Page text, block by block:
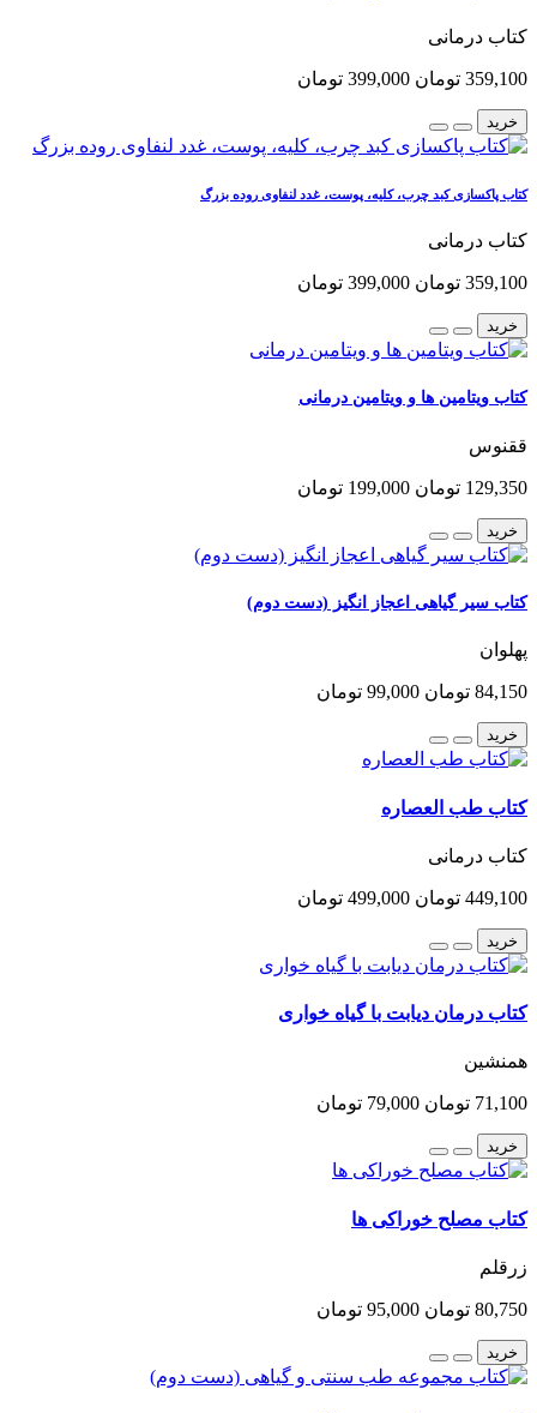
کتاب درمانی
359,100 تومان 399,000 تومان
خرید
کتاب پاکسازی کبد چرب، کلیه، پوست، غدد لنفاوی روده بزرگ
کتاب درمانی
359,100 تومان 399,000 تومان
خرید
کتاب ویتامین ها و ویتامین درمانی
ققنوس
129,350 تومان 199,000 تومان
خرید
کتاب سیر گیاهی اعجاز انگیز (دست دوم)
پهلوان
84,150 تومان 99,000 تومان
خرید
کتاب طب العصاره
کتاب درمانی
449,100 تومان 499,000 تومان
خرید
کتاب درمان دیابت با گیاه خواری
همنشین
71,100 تومان 79,000 تومان
خرید
کتاب مصلح خوراکی ها
زرقلم
80,750 تومان 95,000 تومان
خرید